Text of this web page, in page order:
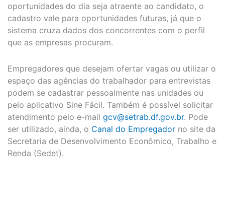
oportunidades do dia seja atraente ao candidato, o
cadastro vale para oportunidades futuras, já que o
sistema cruza dados dos concorrentes com o perfil
que as empresas procuram.
Empregadores que desejam ofertar vagas ou utilizar o
espaço das agências do trabalhador para entrevistas
podem se cadastrar pessoalmente nas unidades ou
pelo aplicativo Sine Fácil. Também é possível solicitar
atendimento pelo e-mail gcv@setrab.df.gov.br. Pode
ser utilizado, ainda, o Canal do Empregador no site da
Secretaria de Desenvolvimento Econômico, Trabalho e
Renda (Sedet).